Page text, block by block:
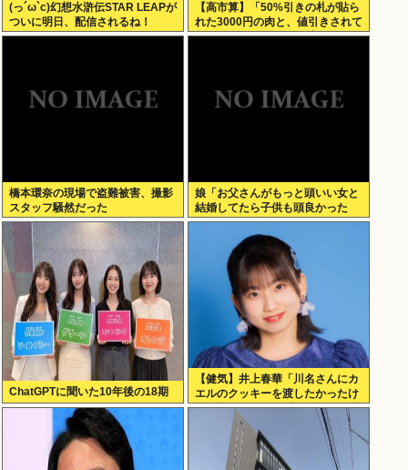
(っ´ω`c)幻想水滸伝STAR LEAPが
ついに明日、配信されるね！
【高市算】「50%引きの札が貼ら
れた3000円の肉と、値引きされて
いない1000円の肉では安いのはど
橋本環奈の現場で盗難被害、撮影
スタッフ騒然だった
娘「お父さんがもっと頭いい女と
結婚してたら子供も頭良かった
よ。頭悪いクソ女と結婚してごめ
んなさいって謝れよ」どう返せば
ChatGPTに聞いた10年後の18期
【健気】井上春華「川名さんにカ
エルのクッキーを渡したかったけ
ど、話しかけられず結局自分で食